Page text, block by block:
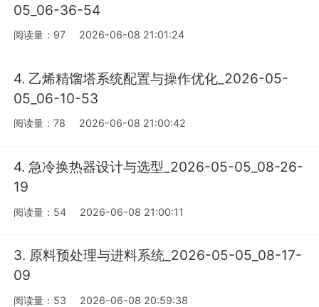
05_06-36-54
阅读量：97 2026-06-08 21:01:24
4. 乙烯精馏塔系统配置与操作优化_2026-05-
05_06-10-53
阅读量：78 2026-06-08 21:00:42
4. 急冷换热器设计与选型_2026-05-05_08-26-
19
阅读量：54 2026-06-08 21:00:11
3. 原料预处理与进料系统_2026-05-05_08-17-
09
阅读量：53 2026-06-08 20:59:38